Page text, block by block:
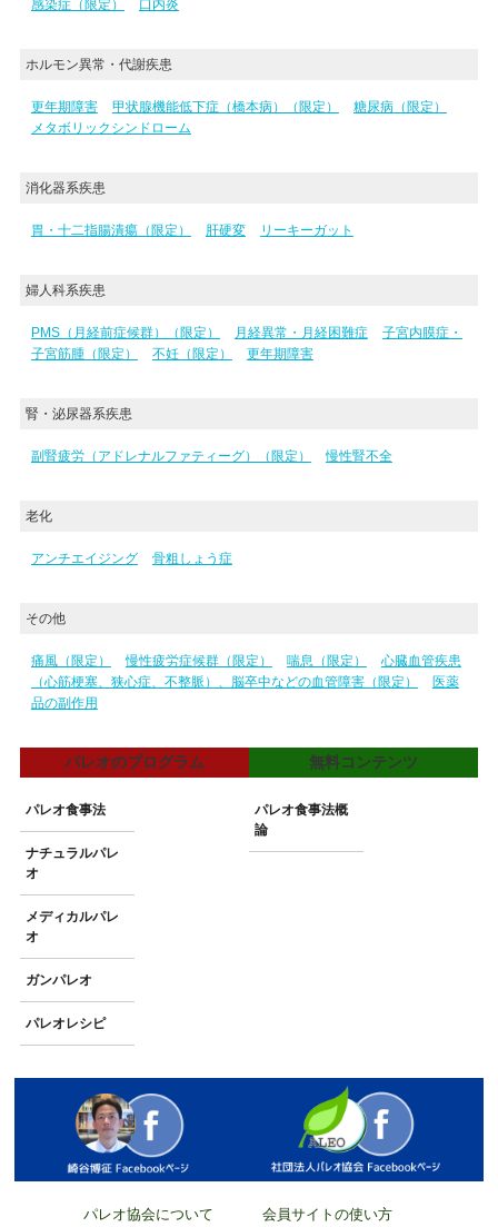
感染症（限定） 口内炎
ホルモン異常・代謝疾患
更年期障害 甲状腺機能低下症（橋本病）（限定）
糖尿病（限定）
メタボリックシンドローム
消化器系疾患
胃・十二指腸潰瘍（限定） 肝硬変 リーキーガット
婦人科系疾患
PMS（月経前症候群）（限定） 月経異常・月経困難症
子宮内膜症・
子宮筋腫（限定）
不妊（限定） 更年期障害
腎・泌尿器系疾患
副腎疲労（アドレナルファティーグ）（限定） 慢性腎不全
老化
アンチエイジング 骨粗しょう症
その他
痛風（限定） 慢性疲労症候群（限定） 喘息（限定）
心臓血管疾患
（心筋梗塞、狭心症、不整脈）、脳卒中などの血管障害（限定）
医薬
品の副作用
パレオのプログラム
パレオ食事法
ナチュラルパレ
オ
メディカルパレ
オ
ガンパレオ
パレオレシピ
無料コンテンツ
パレオ食事法概
論
パレオ協会について 会員サイトの使い方